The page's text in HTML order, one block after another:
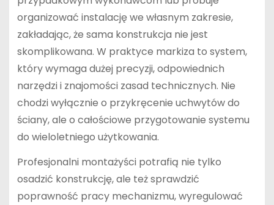
organizować instalację we własnym zakresie,
zakładając, że sama konstrukcja nie jest
skomplikowana. W praktyce markiza to system,
który wymaga dużej precyzji, odpowiednich
narzędzi i znajomości zasad technicznych. Nie
chodzi wyłącznie o przykręcenie uchwytów do
ściany, ale o całościowe przygotowanie systemu
do wieloletniego użytkowania.
Profesjonalni montażyści potrafią nie tylko
osadzić konstrukcję, ale też sprawdzić
poprawność pracy mechanizmu, wyregulować